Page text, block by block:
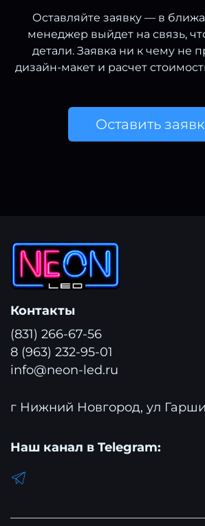
Оставляйте заявку — в
менеджер выйдет на связь,
детали. Заявка ни к чему не
дизайн-макет и расчет
Оставить
Контакты
(831) 266-67-56
8 (963) 232-95-01
info@neon-led.ru
г Нижний Новгород, ул
Наш канал в Telegram: